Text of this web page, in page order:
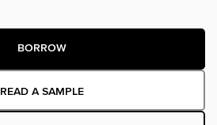
BORROW
READ A SAMPLE